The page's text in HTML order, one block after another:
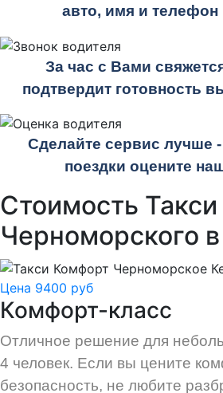
авто, имя и телефон
За час с Вами
подтвердит готовность
Сделайте сервис лучше
поездки оцените
Стоимость Такси
Черноморского
Цена 9400 руб
Комфорт-класс
Отличное решение для
4 человек. Если вы цените
безопасность, не любите